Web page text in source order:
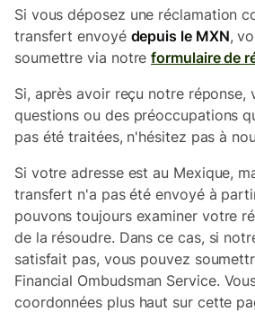
Si vous déposez une réclamation
transfert envoyé depuis le MXN,
soumettre via notreformulaire de
Si, après avoir reçu notre réponse,
questions ou des préoccupations
pas été traitées, n'hésitez pas à
Si votre adresse est au Mexique,
transfert n'a pas été envoyé à
pouvons toujours examiner votre
de la résoudre. Dans ce cas, si
satisfait pas, vous pouvez
Financial Ombudsman Service.
coordonnées plus haut sur cette